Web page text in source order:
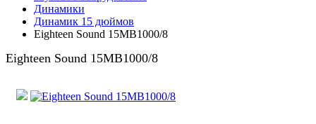
Динамики
Динамик 15 дюймов
Eighteen Sound 15MB1000/8
Eighteen Sound 15MB1000/8